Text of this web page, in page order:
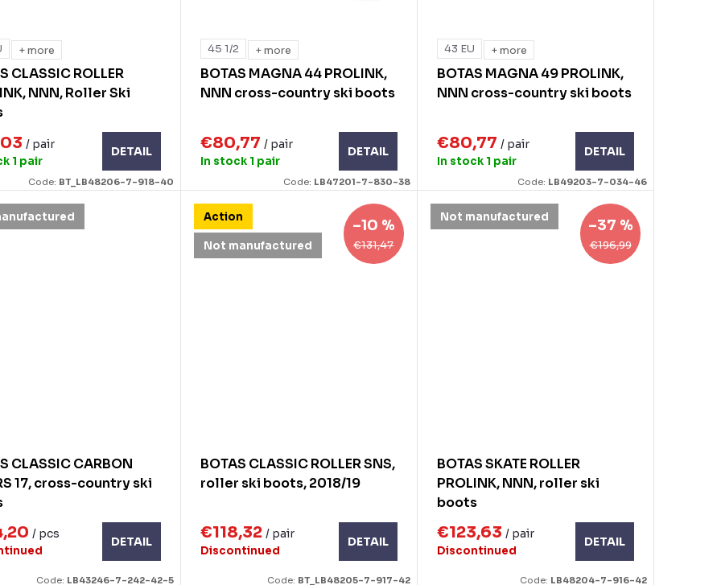
+ more
CLASSIC ROLLER
NNN, Roller Ski
/ pair
1 pair
DETAIL
Code: BT_LB48206-7-918-40
45 1/2 + more
BOTAS MAGNA 44 PROLINK,
NNN cross-country ski boots
€80,77 / pair
In stock 1 pair
DETAIL
Code: LB47201-7-830-38
43 EU + more
BOTAS MAGNA 49 PROLINK,
NNN cross-country ski boots
€80,77 / pair
In stock 1 pair
DETAIL
Code: LB49203-7-034-46
CLASSIC CARBON
17, cross-country ski
/ pcs
DETAIL
Code: LB43246-7-242-42-5
Action
Not manufactured €131,47
–10 %
BOTAS CLASSIC ROLLER SNS,
roller ski boots, 2018/19
€118,32 / pair
Discontinued
DETAIL
Code: BT_LB48205-7-917-42
Not manufactured
€196,99
–37 %
BOTAS SKATE ROLLER
PROLINK, NNN, roller ski
boots
€123,63 / pair
Discontinued
DETAIL
Code: LB48204-7-916-42